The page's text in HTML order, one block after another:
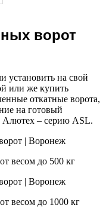
ворот
установить на свой
или же купить
откатные ворота,
на готовый
Алютех – серию ASL.
весом до 500 кг
весом до 1000 кг